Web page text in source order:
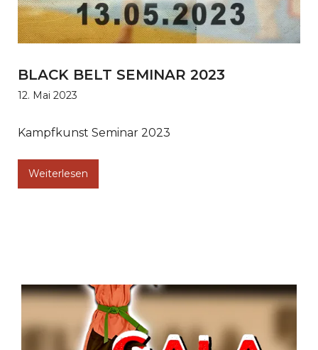
BLACK BELT SEMINAR 2023
12. Mai 2023
Kampfkunst Seminar 2023
Weiterlesen